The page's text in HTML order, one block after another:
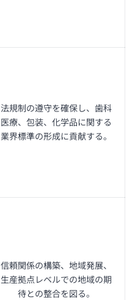
法規制の遵守を確保し、歯科
医療、包装、化学品に関する
業界標準の形成に貢献する。
信頼関係の構築、地域発展、
生産拠点レベルでの地域の期
待との整合を図る。